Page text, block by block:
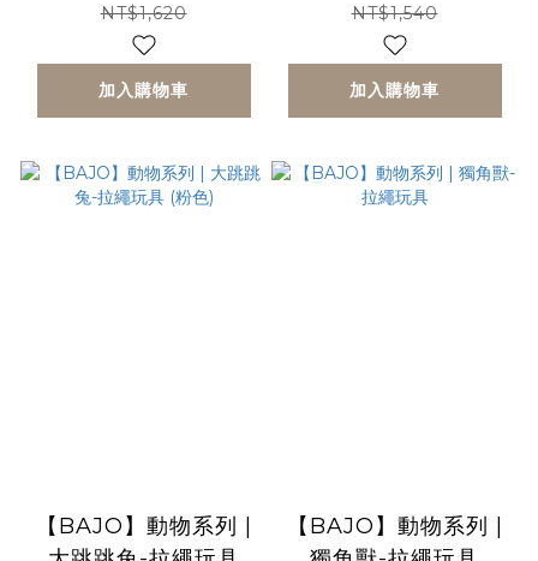
NT$1,620
加入購物車
NT$1,540
加入購物車
【BAJO】動物系列 |
【BAJO】動物系列 |